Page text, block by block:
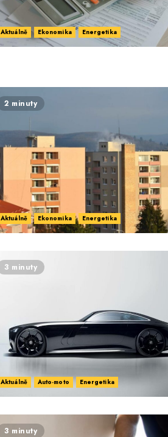
Aktuálně Ekonomika Energetika
2 minuty
Aktuálně Ekonomika Energetika
3 minuty
Aktuálně Auto-moto Energetika
3 minuty